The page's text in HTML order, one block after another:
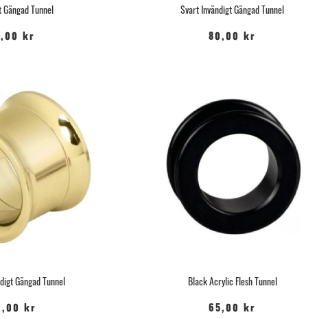
Tunnel
kr
Svart Invändigt Gängad Tunnel
80,00 kr
Gängad Tunnel
kr
Black Acrylic Flesh Tunnel
65,00 kr